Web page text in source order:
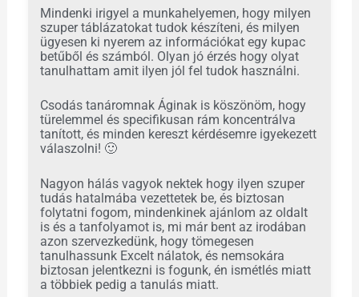
Mindenki irigyel a munkahelyemen, hogy milyen
szuper táblázatokat tudok készíteni, és milyen
ügyesen ki nyerem az információkat egy kupac
betűből és számból. Olyan jó érzés hogy olyat
tanulhattam amit ilyen jól fel tudok használni.
Csodás tanáromnak Áginak is köszönöm, hogy
türelemmel és specifikusan rám koncentrálva
tanított, és minden kereszt kérdésemre igyekezett
válaszolni! 🙂
Nagyon hálás vagyok nektek hogy ilyen szuper
tudás hatalmába vezettetek be, és biztosan
folytatni fogom, mindenkinek ajánlom az oldalt
is és a tanfolyamot is, mi már bent az irodában
azon szervezkedünk, hogy tömegesen
tanulhassunk Excelt nálatok, és nemsokára
biztosan jelentkezni is fogunk, én ismétlés miatt
a többiek pedig a tanulás miatt.